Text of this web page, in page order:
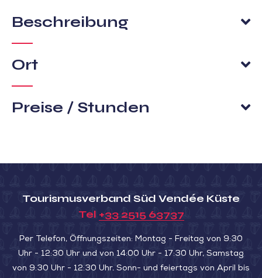
Beschreibung
Ort
Preise / Stunden
Tourismusverband Süd Vendée Küste
Tel +33 2515 63737
Per Telefon, Öffnungszeiten: Montag - Freitag von 9:30
Uhr - 12:30 Uhr und von 14:00 Uhr - 17:30 Uhr, Samstag
von 9:30 Uhr - 12:30 Uhr. Sonn- und feiertags von April bis